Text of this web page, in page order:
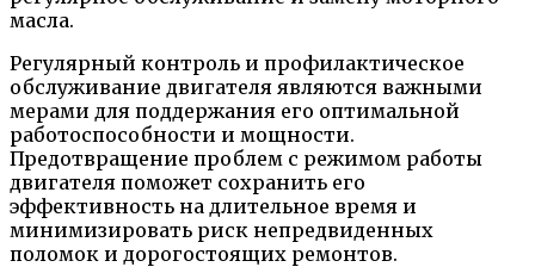
масла.
Регулярный контроль и профилактическое
обслуживание двигателя являются важными
мерами для поддержания его оптимальной
работоспособности и мощности.
Предотвращение проблем с режимом работы
двигателя поможет сохранить его
эффективность на длительное время и
минимизировать риск непредвиденных
поломок и дорогостоящих ремонтов.